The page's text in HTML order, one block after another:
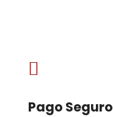

Pago Seguro